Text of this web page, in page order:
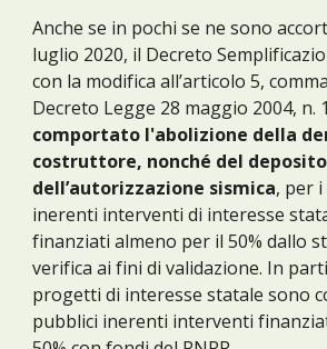
Anche se in pochi se ne sono
luglio 2020, il Decreto
con la modifica all’articolo 5,
Decreto Legge 28 maggio 2004, n.
comportato l'abolizione della
costruttore, nonché del
dell’autorizzazione sismica, per
inerenti interventi di interesse
finanziati almeno per il 50% dallo
verifica ai fini di validazione. In
progetti di interesse statale sono
pubblici inerenti interventi